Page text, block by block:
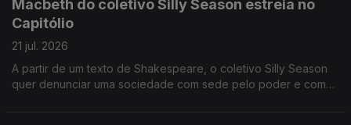
Macbeth do coletivo Silly Season estreia no
Capitólio
21 jul. 2026
A partir de um texto de Shakespeare, o coletivo Silly Season
quer denunciar uma sociedade com sede pelo poder e com